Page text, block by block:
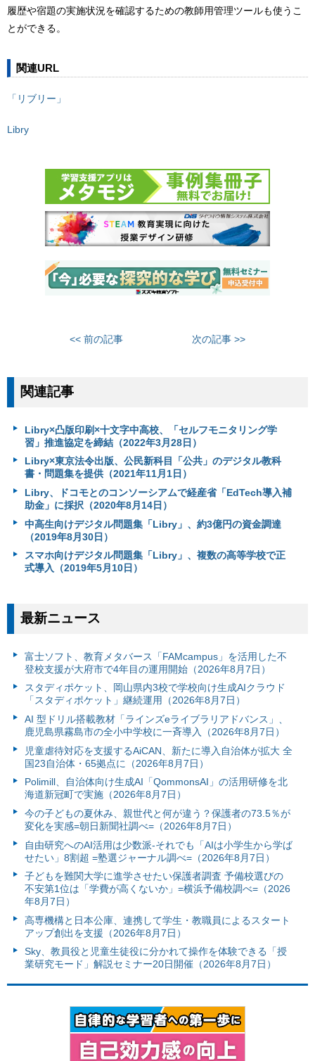
履歴や宿題の実施状況を確認するための教師用管理ツールも使うこ
とができる。
関連URL
「リブリー」
Libry
<< 前の記事 次の記事 >>
関連記事
Libry×凸版印刷×十文字中高校、「セルフモニタリング学
習」推進協定を締結（2022年3月28日）
Libry×東京法令出版、公民新科目「公共」のデジタル教科
書・問題集を提供（2021年11月1日）
Libry、ドコモとのコンソーシアムで経産省「EdTech導入補
助金」に採択（2020年8月14日）
中高生向けデジタル問題集「Libry」、約3億円の資金調達
（2019年8月30日）
スマホ向けデジタル問題集「Libry」、複数の高等学校で正
式導入（2019年5月10日）
最新ニュース
富⼠ソフト、教育メタバース「FAMcampus」を活用した不
登校支援が大府市で4年目の運用開始（2026年8月7日）
スタディポケット、岡山県内3校で学校向け生成AIクラウド
「スタディポケット」継続運用（2026年8月7日）
AI 型ドリル搭載教材「ラインズeライブラリアドバンス」、
鹿児島県霧島市の全小中学校に一斉導入（2026年8月7日）
児童虐待対応を支援するAiCAN、新たに導入自治体が拡大 全
国23自治体・65拠点に（2026年8月7日）
Polimill、自治体向け生成AI「QommonsAI」の活用研修を北
海道新冠町で実施（2026年8月7日）
今の子どもの夏休み、親世代と何が違う？保護者の73.5％が
変化を実感=朝日新聞社調べ=（2026年8月7日）
自由研究へのAI活用は少数派-それでも「AIは小学生から学ば
せたい」8割超 =塾選ジャーナル調べ=（2026年8月7日）
子どもを難関大学に進学させたい保護者調査 予備校選びの
不安第1位は「学費が高くないか」=横浜予備校調べ=（2026
年8月7日）
高専機構と日本公庫、連携して学生・教職員によるスタート
アップ創出を支援（2026年8月7日）
Sky、教員役と児童生徒役に分かれて操作を体験できる「授
業研究モード」解説セミナー20日開催（2026年8月7日）